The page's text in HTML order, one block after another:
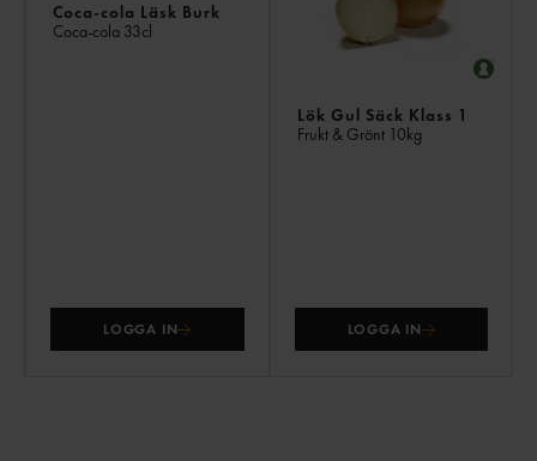
Coca-cola Läsk Burk
Coca-cola 33cl
LOGGA IN
Lök Gul Säck Klass 1
Frukt & Grönt 10kg
LOGGA IN